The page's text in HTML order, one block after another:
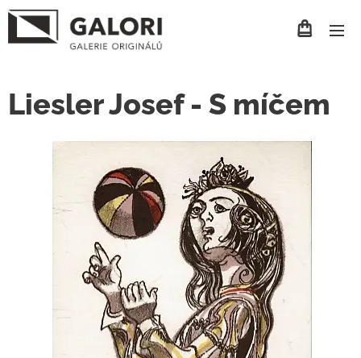
Liesler Josef - S míčem